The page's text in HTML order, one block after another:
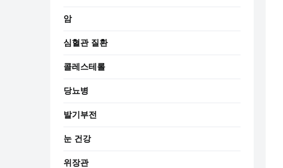
암
심혈관 질환
콜레스테롤
당뇨병
발기부전
눈 건강
위장관